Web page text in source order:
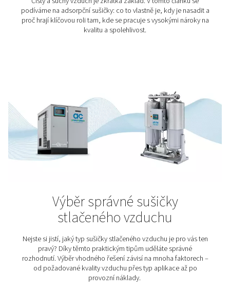
Výroba cementu
nás. Bez těchto dvou základních pilířů bychom si
dokázali jen těžko představit. Právě proto hraje
klíčovou roli při výrobě cementu. Ale pozor – i zde
nároky na kvalitu. Nečištěný stlačený vzduch totiž
ovlivnit výsledný produkt a narušit jeho